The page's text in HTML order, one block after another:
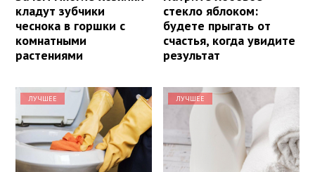
кладут зубчики
чеснока в горшки с
комнатными
растениями
стекло яблоком:
будете прыгать от
счастья, когда увидите
результат
ЛУЧШЕЕ ЛУЧШЕЕ